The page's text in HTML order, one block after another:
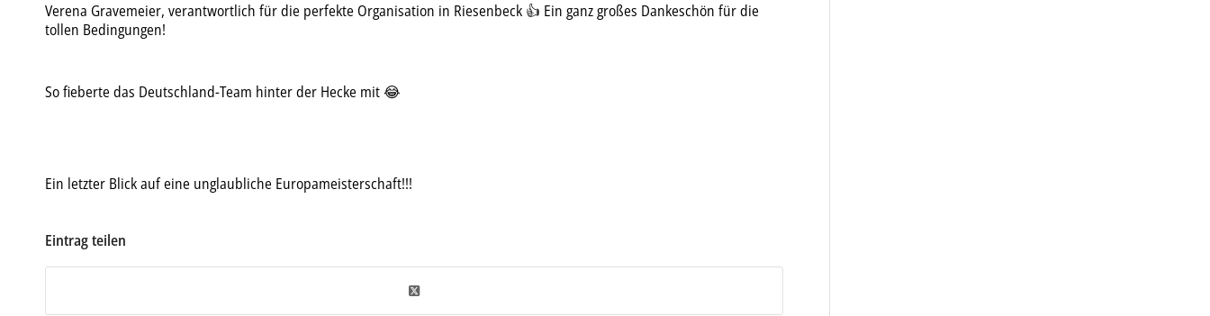
Verena Gravemeier, verantwortlich für die perfekte Organisation in Riesenbeck 👍 Ein ganz großes Dankeschön für die
tollen Bedingungen!
So fieberte das Deutschland-Team hinter der Hecke mit😂
Ein letzter Blick auf eine unglaubliche Europameisterschaft!!!
Eintrag teilen